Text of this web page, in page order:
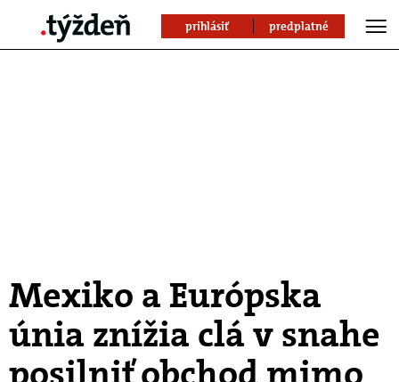
prihlásiť predplatné
Mexiko a Európska
únia znížia clá v snahe